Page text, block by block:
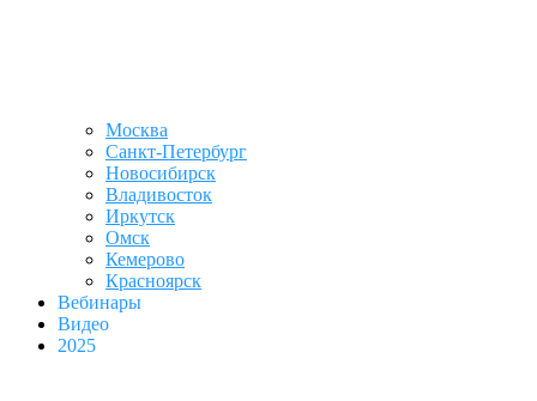
Москва
Санкт-Петербург
Новосибирск
Владивосток
Иркутск
Омск
Кемерово
Красноярск
Вебинары
Видео
2025